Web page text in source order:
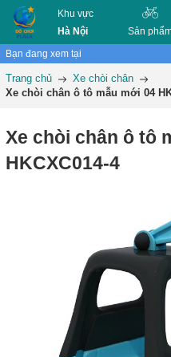
Khu vực
Hà Nội
Sản
Bạn đang xem tại
Trang chủ
Xe chòi chân
Xe chòi chân ô tô mẫu mới 04
Xe chòi chân ô tô
HKCXC014-4